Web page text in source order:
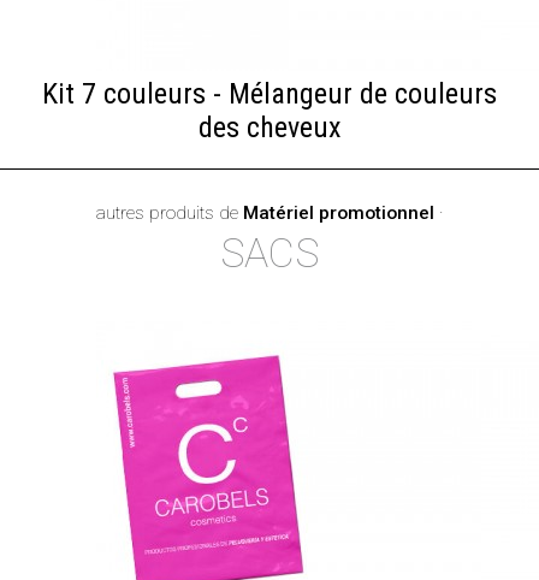
Kit 7 couleurs - Mélangeur de couleurs
des cheveux
autres produits de Matériel promotionnel ·
SACS